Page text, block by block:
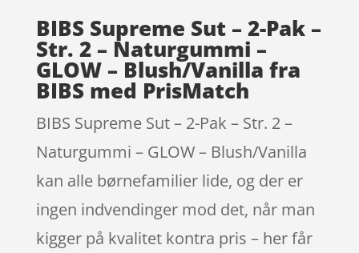
BIBS Supreme Sut – 2-Pak –
Str. 2 – Naturgummi –
GLOW – Blush/Vanilla fra
BIBS med PrisMatch
BIBS Supreme Sut – 2-Pak – Str. 2 –
Naturgummi – GLOW – Blush/Vanilla
kan alle børnefamilier lide, og der er
ingen indvendinger mod det, når man
kigger på kvalitet kontra pris – her får